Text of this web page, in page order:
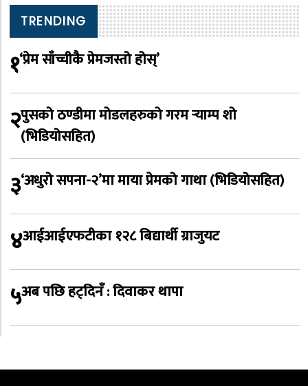
TRENDING
१‘प्रेम साँच्चीकै प्रेमजस्तो होस्’
२पुसको ठण्डीमा मोडलहरुको गरम र्‍याम्प शो
(भिडियोसहित)
३‘अधुरो सपना-२’मा माया प्रेमको गाथा (भिडियोसहित)
४आईआईएफटीका १२८ बिद्यार्थी ग्राजुयट
५अब पछि हट्दिनँ : दिवाकर थापा